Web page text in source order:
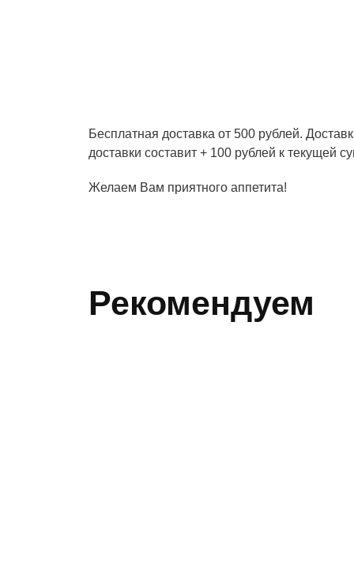
Бесплатная доставка от 500 рублей.
доставки составит + 100 рублей к текущей
Желаем Вам приятного аппетита!
Рекомендуем